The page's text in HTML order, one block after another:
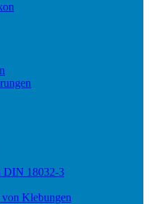
DIN 18032-3
Klebungen